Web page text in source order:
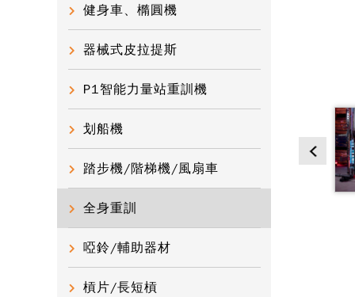
健身車、橢圓機
器械式皮拉提斯
P1智能力量站重訓機
划船機
踏步機/階梯機/風扇車
全身重訓
啞鈴/輔助器材
槓片/長短槓